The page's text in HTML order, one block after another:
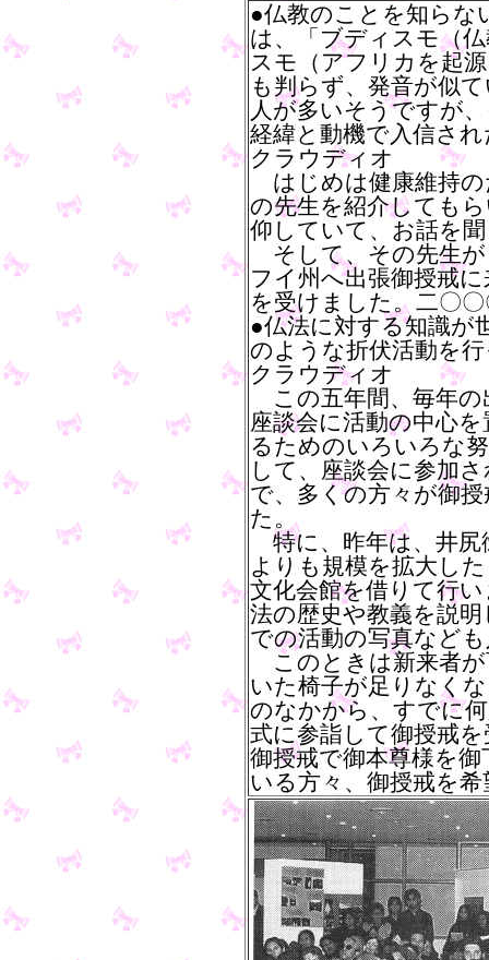
●仏教のことを知らな
は、「ブディスモ（
スモ（アフリカを起
も判らず、発音が似
人が多いそうですが
経緯と動機で入信さ
クラウディオ
はじめは健康維持の
の先生を紹介しても
仰していて、お話を
そして、その先生が
フイ州へ出張御授戒
を受けました。二〇
●仏法に対する知識が
のような折伏活動を
クラウディオ
この五年間、毎年の
座談会に活動の中心
るためのいろいろな
して、座談会に参加
で、多くの方々が御
た。
特に、昨年は、井尻
よりも規模を拡大し
文化会館を借りて行
法の歴史や教義を説
での活動の写真など
このときは新来者が
いた椅子が足りなく
のなかから、すでに
式に参詣して御授戒
御授戒で御本尊様を
いる方々、御授戒を